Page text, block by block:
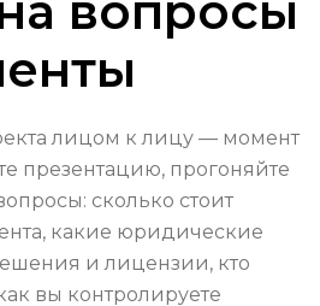
лицом к лицу — момент
презентацию, прогоняйте
сколько стоит
какие юридические
и лицензии, кто
вы контролируете